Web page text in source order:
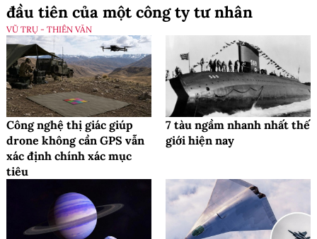
đầu tiên của một công ty tư nhân
VŨ TRỤ - THIÊN VĂN
Công nghệ thị giác giúp
drone không cần GPS vẫn
xác định chính xác mục
tiêu
7 tàu ngầm nhanh nhất thế
giới hiện nay